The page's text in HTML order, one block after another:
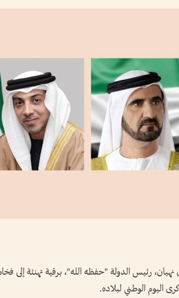
رئيس الدولة "حفظه الله"، برقية تهنئة إلى
اليوم الوطني لبلاده.